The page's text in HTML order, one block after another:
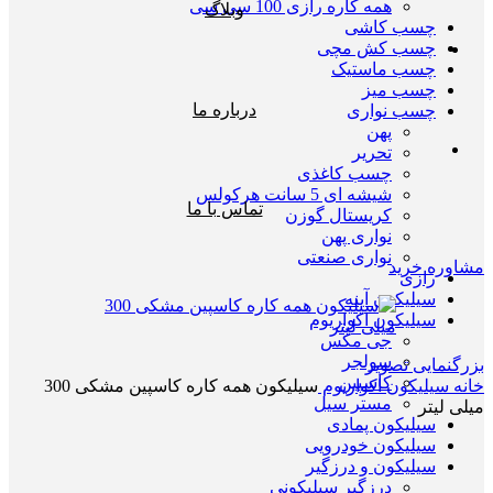
همه کاره رازی 100 سی سی
چسب کاشی
چسب کش مچی
چسب ماستیک
چسب میز
چسب نواری
پهن
تحریر
چسب کاغذی
شیشه ای 5 سانت هرکولس
کریستال گوزن
نواری پهن
نواری صنعتی
رازی
سیلیکون آینه
سیلیکون اکواریوم
جی مکس
سولجر
کاسپین
مستر سیل
سیلیکون پمادی
سیلیکون خودرویی
سیلیکون و درزگیر
درزگیر سیلیکونی
وبلاگ
درباره ما
تماس با ما
مشاوره خرید
بزرگنمایی تصویر
خانه سیلیکون اکواریوم
سیلیکون همه کاره کاسپین مشکی 300
میلی لیتر